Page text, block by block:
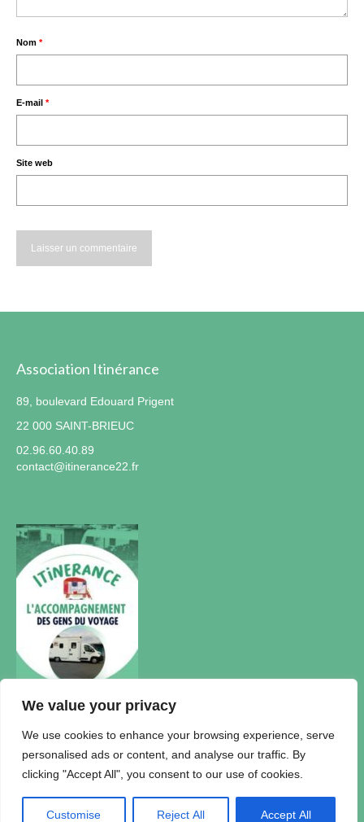
We value your privacy
We use cookies to enhance your browsing experience, serve
personalised ads or content, and analyse our traffic. By
clicking "Accept All", you consent to our use of cookies.
Customise Reject All Accept All
Nom *
E-mail *
Site web
Association Itinérance
89, boulevard Edouard Prigent
22 000 SAINT-BRIEUC
02.96.60.40.89
contact@itinerance22.fr
Actualités
Accueil Itinérance
Politique de confidentialité Plan du Site Mentions légales